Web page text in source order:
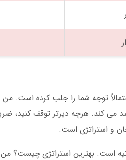
می کند. هرچه دیرتر توقف کنید،
و استراتژی است.